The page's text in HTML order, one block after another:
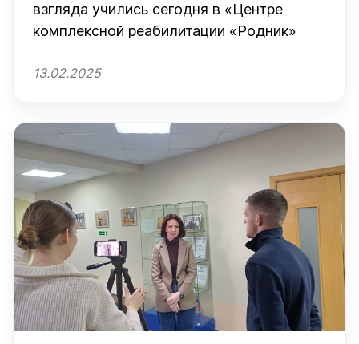
взгляда учились сегодня в «Центре
комплексной реабилитации «Родник»
13.02.2025